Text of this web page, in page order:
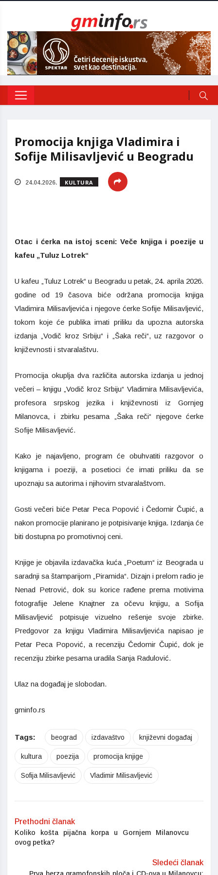
Promocija knjiga Vladimira i
Sofije Milisavljević u Beogradu
24.04.2026. KULTURA
Otac i ćerka na istoj sceni: Veče knjiga i poezije u
kafeu „Tuluz Lotrek“
U kafeu „Tuluz Lotrek“ u Beogradu u petak, 24. aprila 2026.
godine od 19 časova biće održana promocija knjiga
Vladimira Milisavljevića i njegove ćerke Sofije Milisavljević,
tokom koje će publika imati priliku da upozna autorska
izdanja „Vodič kroz Srbiju“ i „Šaka reči“, uz razgovor o
književnosti i stvaralaštvu.
Promocija okuplja dva različita autorska izdanja u jednoj
večeri – knjigu „Vodič kroz Srbiju“ Vladimira Milisavljevića,
profesora srpskog jezika i književnosti iz Gornjeg
Milanovca, i zbirku pesama „Šaka reči“ njegove ćerke
Sofije Milisavljević.
Kako je najavljeno, program će obuhvatiti razgovor o
knjigama i poeziji, a posetioci će imati priliku da se
upoznaju sa autorima i njihovim stvaralaštvom.
Gosti večeri biće Petar Peca Popović i Čedomir Čupić, a
nakon promocije planirano je potpisivanje knjiga. Izdanja će
biti dostupna po promotivnoj ceni.
Knjige je objavila izdavačka kuća „Poetum“ iz Beograda u
saradnji sa štamparijom „Piramida“. Dizajn i prelom radio je
Nenad Petrović, dok su korice rađene prema motivima
fotografije Jelene Knajtner za očevu knjigu, a Sofija
Milisavljević potpisuje vizuelno rešenje svoje zbirke.
Predgovor za knjigu Vladimira Milisavljevića napisao je
Petar Peca Popović, a recenziju Čedomir Čupić, dok je
recenziju zbirke pesama uradila Sanja Radulović.
Ulaz na događaj je slobodan.
gminfo.rs
Tags: beograd izdavaštvo književni događaj
kultura poezija promocija knjige
Sofija Milisavljević Vladimir Milisavljević
Prethodni članak
Koliko košta pijačna korpa u Gornjem Milanovcu
ovog petka?
Sledeći članak
Prva berza gramofonskih ploča i CD-ova u Milanovcu: